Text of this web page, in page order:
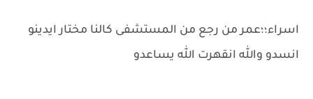
اسراء؛؛عمر من رجع من المستشفى كالنا مختار ايدينو
انسدو والله انقهرت الله يساعدو